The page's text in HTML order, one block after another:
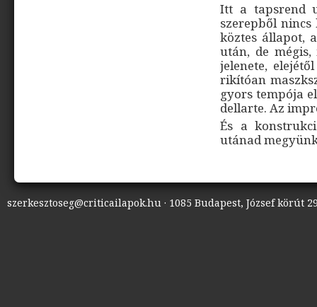
Itt a tapsrend
szerepből nincs
köztes állapot,
után, de
jelenete,
rikítóan
gyors tempója
dellarte. Az
És a
utánad
szerkesztoseg@criticailapok.hu · 1085 Budapest, József körút